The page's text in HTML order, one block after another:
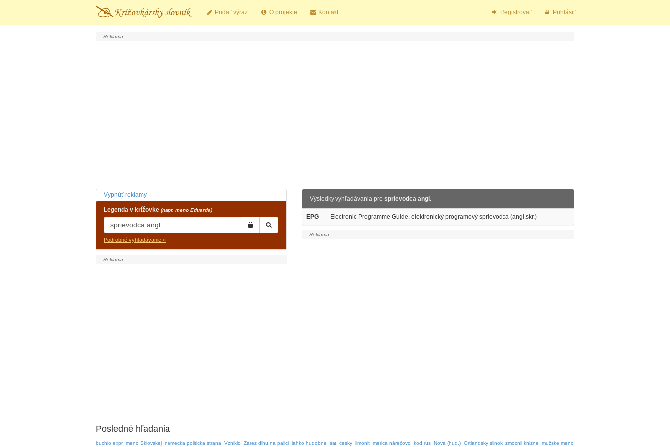
Pridať výraz O projekte Kontakt Registrovať Prihlásiť
Vypnúť reklamy
Legenda v krížovke (napr. meno Eduarda)
Podrobné vyhľadávanie »
Výsledky vyhľadávania pre sprievodca angl.
EPG Electronic Programme Guide, elektronický programový sprievodca (angl.skr.)
Posledné hľadania
buchlo expr meno Sklovskej nemecka politicka strana Vzniklo Zárez dlhu na palici lahko hudobne sat, cesky limonit merica nárečovo kod rus Nová (hud.) Ortlandsky slinok zmocnil knizne mužske meno